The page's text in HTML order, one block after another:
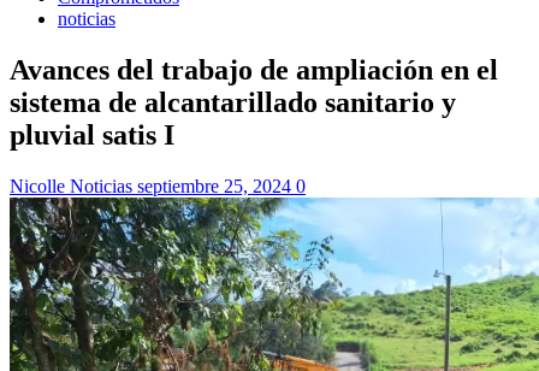
noticias
Avances del trabajo de ampliación en el
sistema de alcantarillado sanitario y
pluvial satis I
Nicolle Noticias septiembre 25, 2024 0